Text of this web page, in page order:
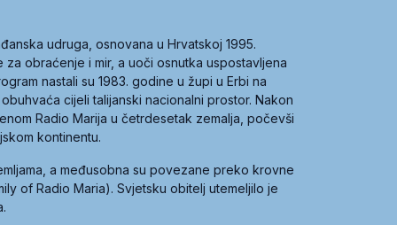
udruga, osnovana u Hrvatskoj 1995.
obraćenje i mir, a uoči osnutka uspostavljena
nastali su 1983. godine u župi u Erbi na
cijeli talijanski nacionalni prostor. Nakon
Radio Marija u četrdesetak zemalja, počevši
kontinentu.
a međusobna su povezane preko krovne
of Radio Maria). Svjetsku obitelj utemeljilo je